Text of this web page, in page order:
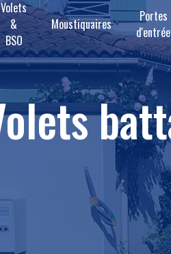
Volets
&
BSO
Moustiquaires
Portes
d'entrée
volets